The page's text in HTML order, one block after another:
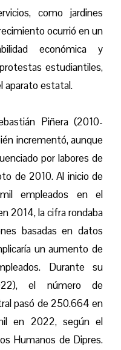
como jardines
ocurrió en un
económica y
estudiantiles,
aparato estatal.
Piñera (2010-
incrementó, aunque
por labores de
de 2010. Al inicio de
empleados en el
2014, la cifra rondaba
basadas en datos
un aumento de
Durante su
el número de
pasó de 250.664 en
en 2022, según el
Humanos de Dipres.